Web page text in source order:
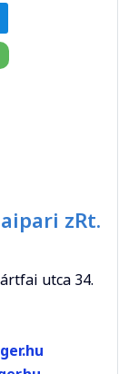
zRt.
utca 34.